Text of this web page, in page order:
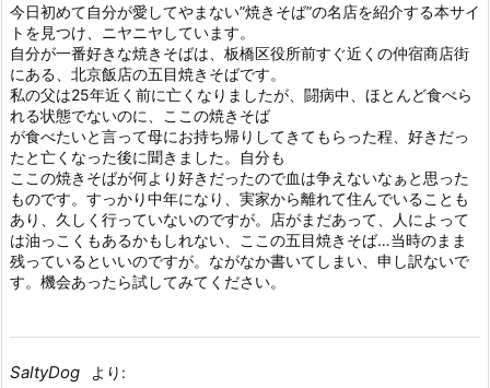
今日初めて自分が愛してやまない”焼きそば”の名店を紹介する本サイ
トを見つけ、ニヤニヤしています。
自分が一番好きな焼きそばは、板橋区役所前すぐ近くの仲宿商店街
にある、北京飯店の五目焼きそばです。
私の父は25年近く前に亡くなりましたが、闘病中、ほとんど食べら
れる状態でないのに、ここの焼きそば
が食べたいと言って母にお持ち帰りしてきてもらった程、好きだっ
たと亡くなった後に聞きました。自分も
ここの焼きそばが何より好きだったので血は争えないなぁと思った
ものです。すっかり中年になり、実家から離れて住んでいることも
あり、久しく行っていないのですが。店がまだあって、人によって
は油っこくもあるかもしれない、ここの五目焼きそば…当時のまま
残っているといいのですが。ながなか書いてしまい、申し訳ないで
す。機会あったら試してみてください。
SaltyDog
より: